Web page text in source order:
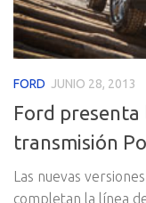
FORD JUNIO 28, 2013
Ford presenta
transmisión
Las nuevas
completan la línea